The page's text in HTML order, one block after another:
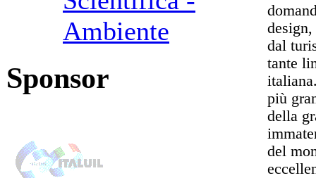
Ambiente
Sponsor
dal
tante
più
della
del